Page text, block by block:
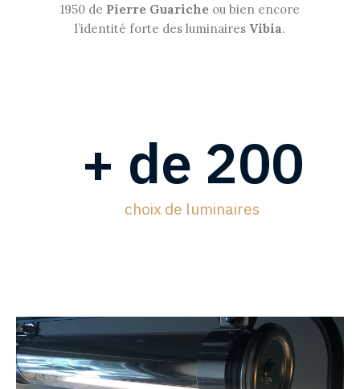
1950 de Pierre Guariche ou bien encore
l’identité forte des luminaires Vibia.
+ de 200
choix de luminaires